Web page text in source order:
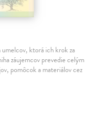
ktorá ich krok za
záujemcov prevedie celým
pomôcok a materiálov cez